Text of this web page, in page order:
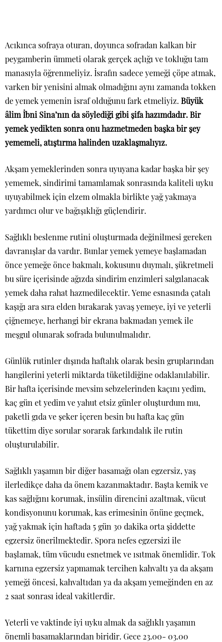
Acıkınca sofraya oturan, doyunca sofradan kalkan bir
peygamberin ümmeti olarak gerçek açlığı ve tokluğu tam
manasıyla öğrenmeliyiz. İsrafın sadece yemeği çöpe atmak,
varken bir yenisini almak olmadığını aynı zamanda tokken
de yemek yemenin israf olduğunu fark etmeliyiz. Büyük
âlim İbni Sina’nın da söylediği gibi şifa hazımdadır. Bir
yemek yedikten sonra onu hazmetmeden başka bir şey
yememeli, atıştırma halinden uzaklaşmalıyız.
Akşam yemeklerinden sonra uyuyana kadar başka bir şey
yememek, sindirimi tamamlamak sonrasında kaliteli uyku
uyuyabilmek için elzem olmakla birlikte yağ yakmaya
yardımcı olur ve bağışıklığı güçlendirir.
Sağlıklı beslenme rutini oluşturmada değinilmesi gereken
davranışlar da vardır. Bunlar yemek yemeye başlamadan
önce yemeğe önce bakmalı, kokusunu duymalı, şükretmeli
bu süre içerisinde ağızda sindirim enzimleri salgılanacak
yemek daha rahat hazmedilecektir. Yeme esnasında çatalı
kaşığı ara sıra elden bırakarak yavaş yemeye, iyi ve yeterli
çiğnemeye, herhangi bir ekrana bakmadan yemek ile
meşgul olunarak sofrada bulunulmalıdır.
Günlük rutinler dışında haftalık olarak besin gruplarından
hangilerini yeterli miktarda tüketildiğine odaklanılabilir.
Bir hafta içerisinde mevsim sebzelerinden kaçını yedim,
kaç gün et yedim ve yahut etsiz günler oluşturdum mu,
paketli gıda ve şeker içeren besin bu hafta kaç gün
tükettim diye sorular sorarak farkındalık ile rutin
oluşturulabilir.
Sağlıklı yaşamın bir diğer basamağı olan egzersiz, yaş
ilerledikçe daha da önem kazanmaktadır. Başta kemik ve
kas sağlığını korumak, insülin direncini azaltmak, vücut
kondisyonunu korumak, kas erimesinin önüne geçmek,
yağ yakmak için haftada 5 gün 30 dakika orta şiddette
egzersiz önerilmektedir. Spora nefes egzersizi ile
başlamak, tüm vücudu esnetmek ve ısıtmak önemlidir. Tok
karnına egzersiz yapmamak tercihen kahvaltı ya da akşam
yemeği öncesi, kahvaltıdan ya da akşam yemeğinden en az
2 saat sonrası ideal vakitlerdir.
Yeterli ve vaktinde iyi uyku almak da sağlıklı yaşamın
önemli basamaklarından biridir. Gece 23.00- 03.00